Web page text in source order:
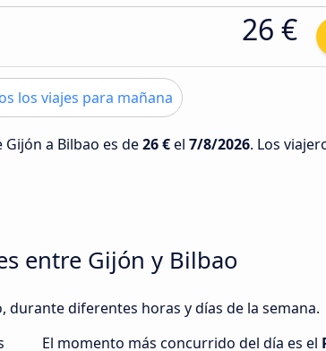
26 €
los viajes para mañana
a Bilbao es de26 €el 7/8/2026. Los
entre Gijón y Bilbao
durante diferentes horas y días de la semana.
El momento más concurrido del día es el